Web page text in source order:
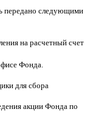
передано следующими
на расчетный счет
Фонда
для сбора
акции Фонда по